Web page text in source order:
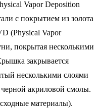
Vapor Deposition
с покрытием из золота
(Physical Vapor
покрытая несколькими
закрывается
несколькими слоями
черной акриловой смолы.
материалы).